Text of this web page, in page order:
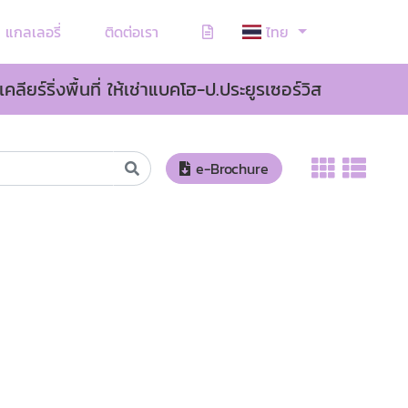
แกลเลอรี่ ติดต่อเรา ไทย
ลียร์ริ่งพื้นที่ ให้เช่าแบคโฮ-ป.ประยูรเซอร์วิส
e-Brochure